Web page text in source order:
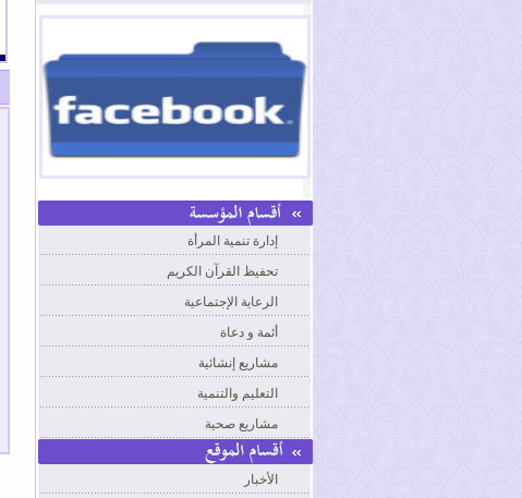
إدارة تنمية المرأة
تحفيظ القرآن الكريم
الرعاية الإجتماعية
أئمة و دعاة
مشاريع إنشائية
التعليم والتنمية
مشاريع صحية
الأخبار